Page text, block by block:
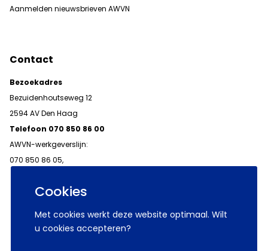
Cookies
Met cookies werkt deze website optimaal. Wilt
u cookies accepteren?
Aanmelden nieuwsbrieven AWVN
Contact
Bezoekadres
Bezuidenhoutseweg 12
2594 AV Den Haag
Telefoon 070 850 86 00
AWVN-werkgeverslijn:
070 850 86 05,
© 2026 AWVN